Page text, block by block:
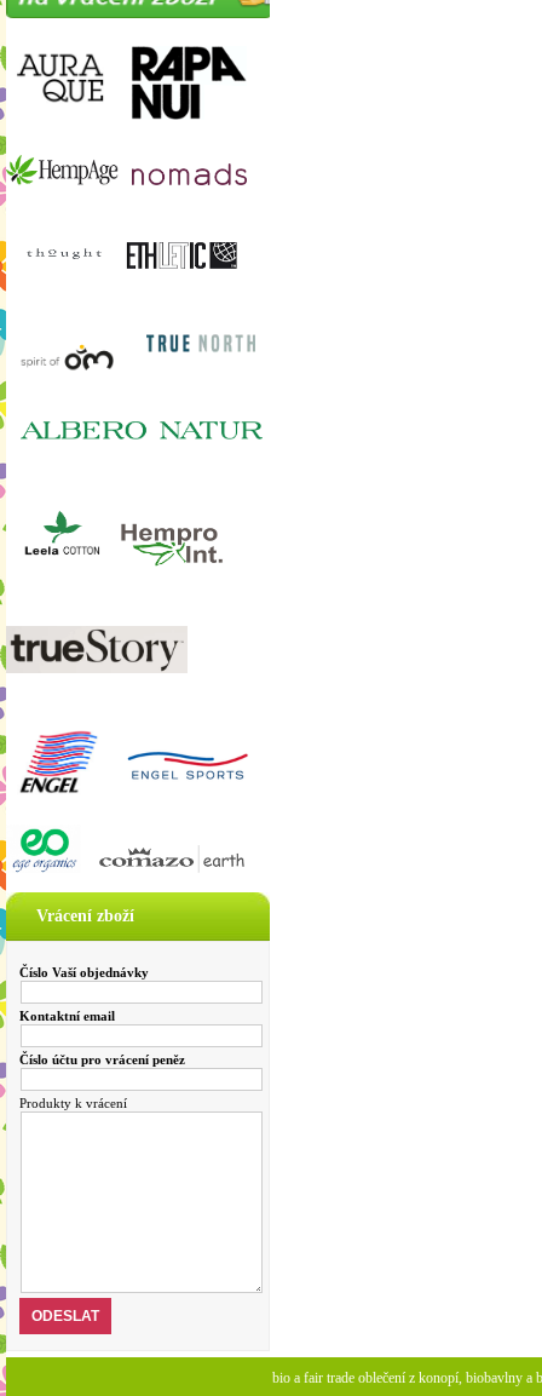
Vrácení zboží
Číslo Vaší objednávky
Kontaktní email
Číslo účtu pro vrácení peněz
Produkty k vrácení
bio a fair trade oblečení z konopí, biobavlny a